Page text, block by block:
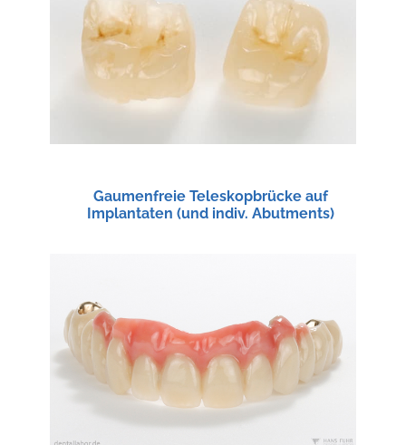
Gaumenfreie Teleskopbrücke auf
Implantaten (und indiv. Abutments)